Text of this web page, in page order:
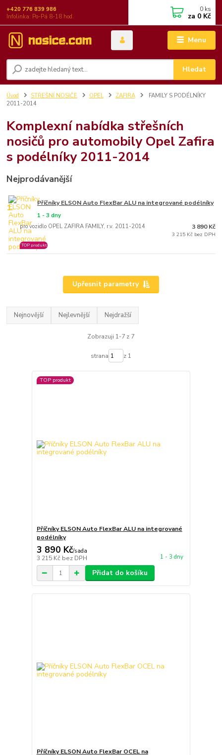
Menu
Hledat
+420 776 839 986
Infolinka: Po-Pá 8-18 hod.
0 ks
za 0 Kč
Úvod STŘEŠNÍ NOSIČE OPEL ZAFIRA
FAMILY S PODÉLNÍKY
2011-2014
Komplexní nabídka střešních
nosičů pro automobily Opel Zafira
s podélníky 2011-2014
Nejprodávanější
1. Příčníky ELSON Auto FlexBar ALU na integrované podélníky
pro vozidlo OPEL ZAFIRA FAMILY, r.v. 2011-2014
1 - 3 dny
TOP produkt
3 890 Kč
3 215 Kč bez DPH
Upřesnit parametry
Nejnovější Nejlevnější Nejdražší
Zobrazuji 1-7 z 7
strana z 1
TOP produkt
Příčníky ELSON Auto FlexBar ALU na integrované
podélníky
3 890 Kč/sada
3 215 Kč bez DPH 1 - 3 dny
Přidat do košíku
Příčníky ELSON Auto FlexBar OCEL na